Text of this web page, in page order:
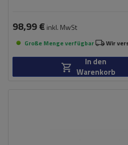
98,99 € inkl. MwSt
Große Menge verfügbar Wir
In den
Warenkorb